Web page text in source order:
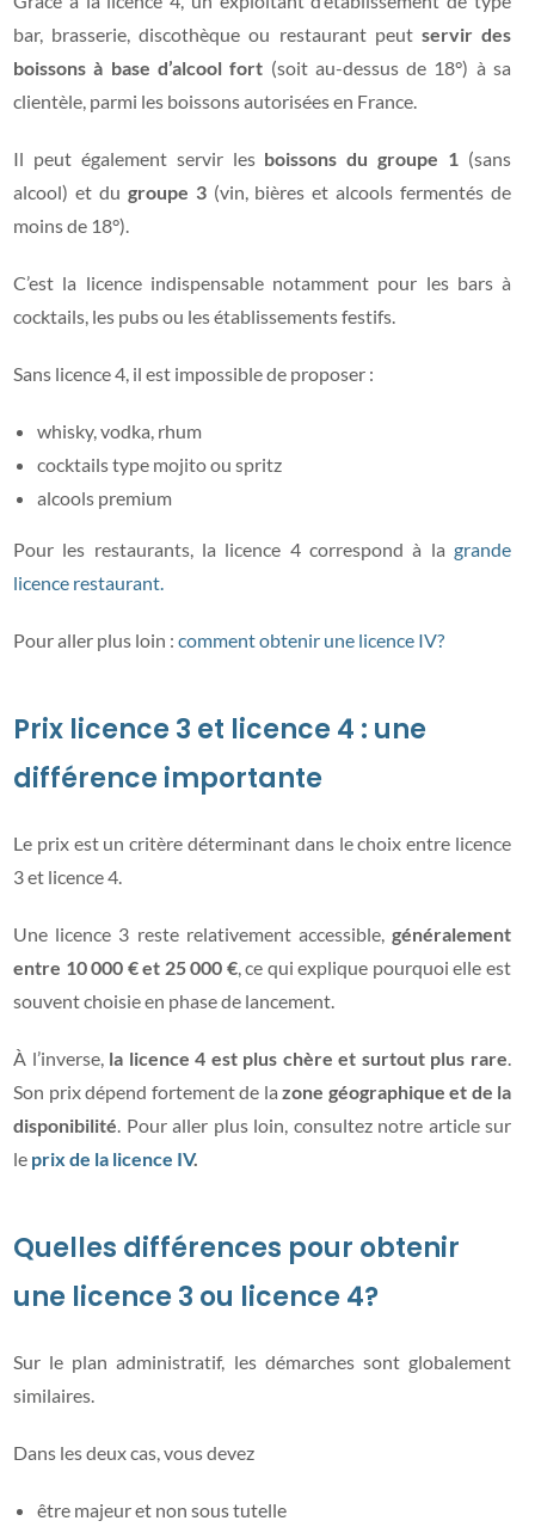
bar, brasserie, discothèque ou restaurant peut servir des
boissons à base d’alcool fort (soit au-dessus de 18°) à sa
clientèle, parmi les boissons autorisées en France.
Il peut également servir les boissons du groupe 1 (sans
alcool) et du groupe 3(vin, bières et alcools fermentés de
moins de 18°).
C’est la licence indispensable notamment pour les bars à
cocktails, les pubs ou les établissements festifs.
Sans licence 4, il est impossible de proposer :
whisky, vodka, rhum
cocktails type mojito ou spritz
alcools premium
Pour les restaurants, la licence 4 correspond à la grande
licence restaurant.
Pour aller plus loin : comment obtenir une licence IV?
Prix licence 3 et licence 4 : une
différence importante
Le prix est un critère déterminant dans le choix entre licence
3 et licence 4.
Une licence 3 reste relativement accessible, généralement
entre 10 000 € et 25 000 €, ce qui explique pourquoi elle est
souvent choisie en phase de lancement.
À l’inverse, la licence 4 est plus chère et surtout plus rare.
Son prix dépend fortement de la zone géographique et de la
disponibilité. Pour aller plus loin, consultez notre article sur
le prix de la licence IV.
Quelles différences pour obtenir
une licence 3 ou licence 4?
Sur le plan administratif, les démarches sont globalement
similaires.
Dans les deux cas, vous devez
être majeur et non sous tutelle